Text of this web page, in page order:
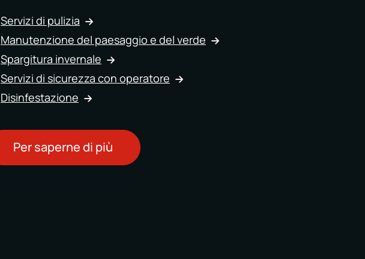
Servizi di pulizia
Manutenzione del paesaggio e del verde
Spargitura invernale
Servizi di sicurezza con operatore
Disinfestazione
Per saperne di più